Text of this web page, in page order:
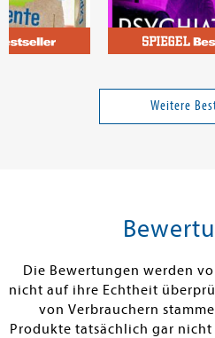
Die Psychiaterin
der Job zum
Warenkorb
Weitere
Die Bewertungen werden
nicht auf ihre Echtheit
von Verbrauchern
Produkte tatsächlich gar